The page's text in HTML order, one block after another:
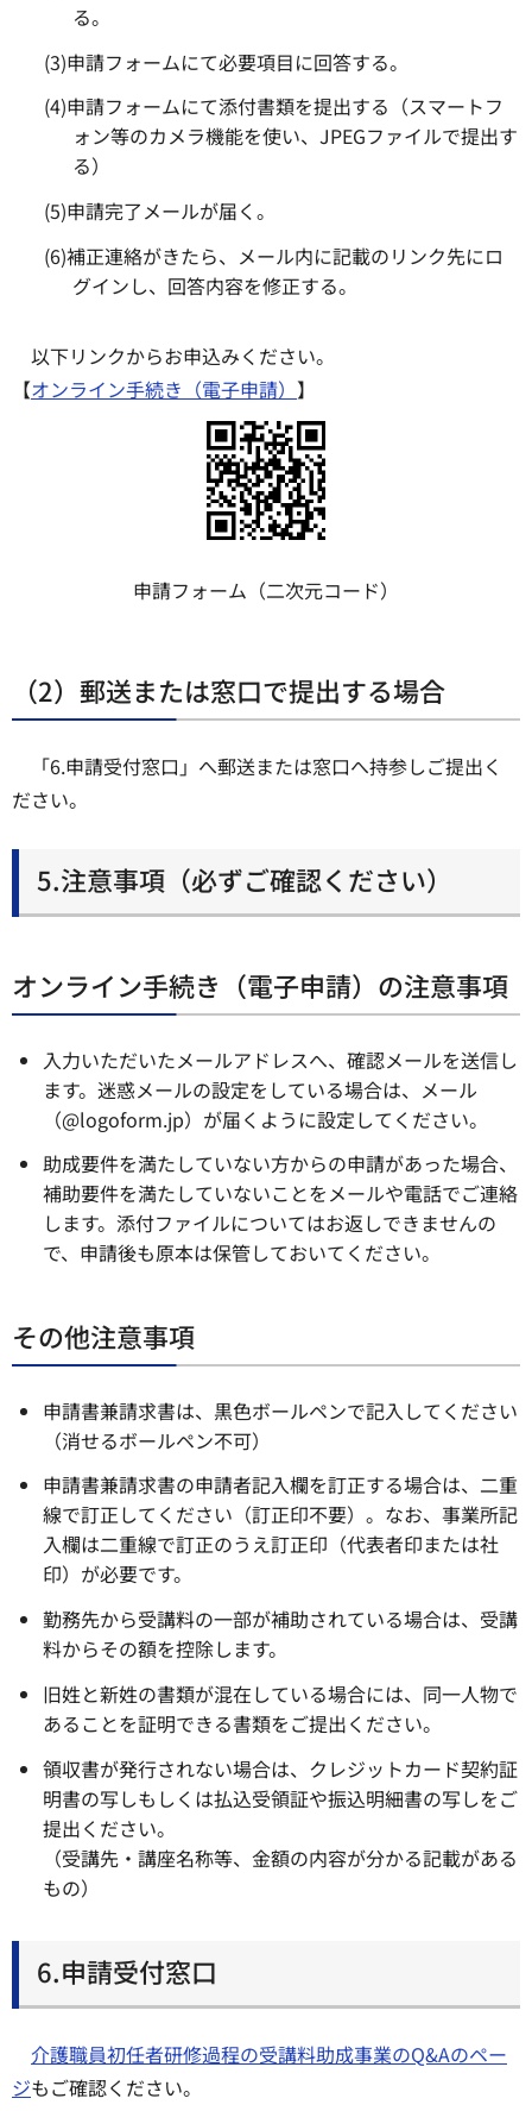
る。
(3)申請フォームにて必要項目に回答する。
(4)申請フォームにて添付書類を提出する（スマートフ
ォン等のカメラ機能を使い、JPEGファイルで提出す
る）
(5)申請完了メールが届く。
(6)補正連絡がきたら、メール内に記載のリンク先にロ
グインし、回答内容を修正する。
以下リンクからお申込みください。
【オンライン手続き（電子申請） 】
申請フォーム（二次元コード）
（2）郵送または窓口で提出する場合
「6.申請受付窓口」へ郵送または窓口へ持参しご提出く
ださい。
5.注意事項（必ずご確認ください）
オンライン手続き（電子申請）の注意事項
入力いただいたメールアドレスへ、確認メールを送信し
ます。迷惑メールの設定をしている場合は、メール
（@logoform.jp）が届くように設定してください。
助成要件を満たしていない方からの申請があった場合、
補助要件を満たしていないことをメールや電話でご連絡
します。添付ファイルについてはお返しできませんの
で、申請後も原本は保管しておいてください。
その他注意事項
申請書兼請求書は、黒色ボールペンで記入してください
（消せるボールペン不可）
申請書兼請求書の申請者記入欄を訂正する場合は、二重
線で訂正してください（訂正印不要）。なお、事業所記
入欄は二重線で訂正のうえ訂正印（代表者印または社
印）が必要です。
勤務先から受講料の一部が補助されている場合は、受講
料からその額を控除します。
旧姓と新姓の書類が混在している場合には、同一人物で
あることを証明できる書類をご提出ください。
領収書が発行されない場合は、クレジットカード契約証
明書の写しもしくは払込受領証や振込明細書の写しをご
提出ください。
（受講先・講座名称等、金額の内容が分かる記載がある
もの）
6.申請受付窓口
介護職員初任者研修過程の受講料助成事業のQ&Aのペー
ジもご確認ください。